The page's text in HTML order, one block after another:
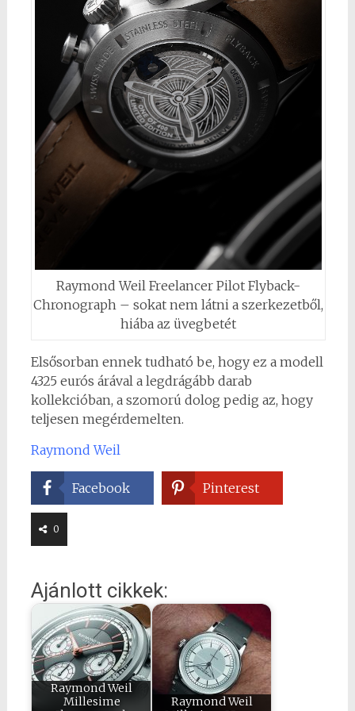
Raymond Weil Freelancer Pilot Flyback-
Chronograph – sokat nem látni a szerkezetből,
hiába az üvegbetét
Elsősorban ennek tudható be, hogy ez a modell
4325 eurós árával a legdrágább darab
kollekcióban, a szomorú dolog pedig az, hogy
teljesen megérdemelten.
Raymond Weil
Facebook Pinterest
0
Ajánlott cikkek:
Raymond Weil
Millesime
Raymond Weil